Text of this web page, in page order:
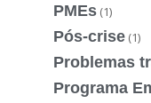
PMEs (1)
Pós-crise (1)
Problemas
Programa